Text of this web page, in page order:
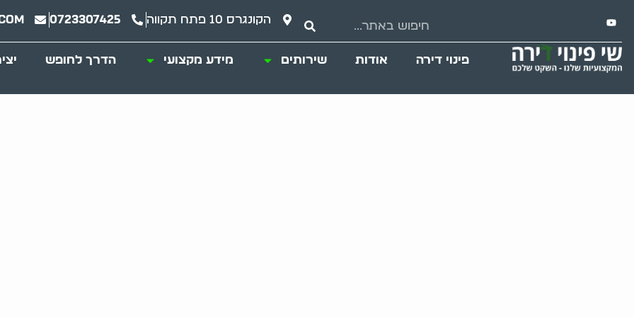
הקונגרס 10 פתח תקווה 0723307425
פינוי דירה אודות שירותים מידע מקצועי הדרך לחופש